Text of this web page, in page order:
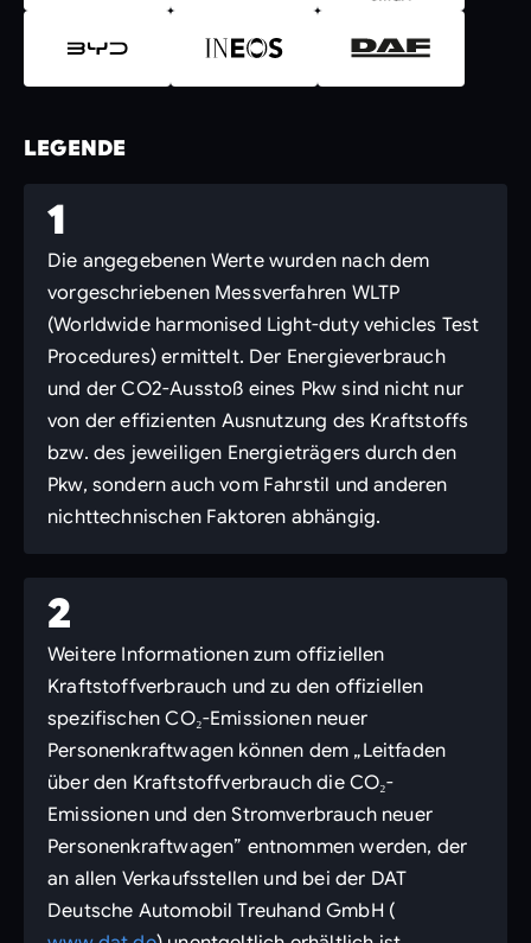
LEGENDE
1
Die angegebenen Werte wurden nach dem
vorgeschriebenen Messverfahren WLTP
(Worldwide harmonised Light-duty vehicles Test
Procedures) ermittelt. Der Energieverbrauch
und der CO2-Ausstoß eines Pkw sind nicht nur
von der effizienten Ausnutzung des Kraftstoffs
bzw. des jeweiligen Energieträgers durch den
Pkw, sondern auch vom Fahrstil und anderen
nichttechnischen Faktoren abhängig.
2
Weitere Informationen zum offiziellen
Kraftstoffverbrauch und zu den offiziellen
spezifischen CO₂-Emissionen neuer
Personenkraftwagen können dem „Leitfaden
über den Kraftstoffverbrauch die CO₂-
Emissionen und den Stromverbrauch neuer
Personenkraftwagen” entnommen werden, der
an allen Verkaufsstellen und bei der DAT
Deutsche Automobil Treuhand GmbH (